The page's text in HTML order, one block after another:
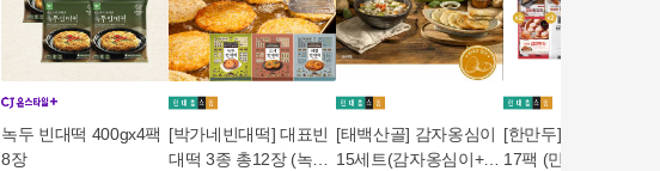
녹두 빈대떡 400gx4팩
8장
[박가네빈대떡] 대표빈
대떡 3종 총12장 (녹두
[태백산골] 감자옹심이
15세트(감자옹심이+옹
[한만두] 명절팩키지 총
17팩 (만두7종 15팩+